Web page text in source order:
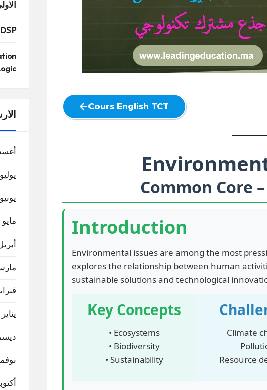
Cours English TCT
Common Core
Introduction
Environmental issues are among the most
explores the relationship between human
sustainable solutions and technological
Key Concepts
• Ecosystems
• Biodiversity
• Sustainability
Climate
Resource
يوليو 2026
يونيو 2026
مايو 2026
أبريل
مارس
فبراير
يناير 2026
ديسمبر
نوفمبر
أكتوبر